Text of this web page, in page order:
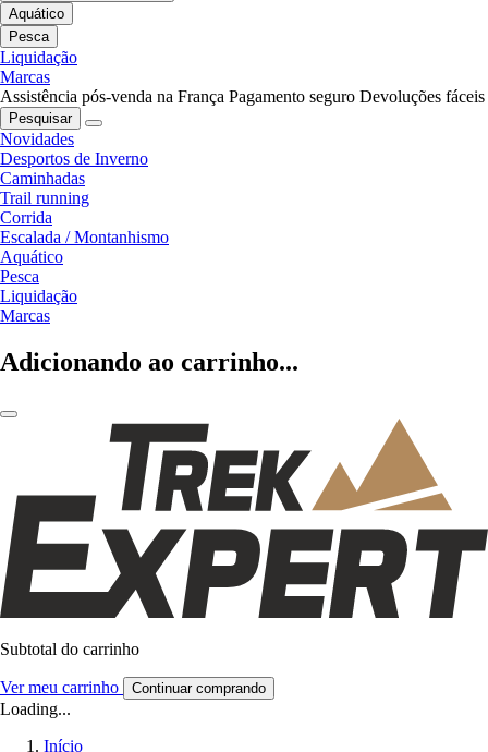
Aquático
Pesca
Liquidação
Marcas
Assistência pós-venda na França Pagamento seguro Devoluções fáceis
Pesquisar
Novidades
Desportos de Inverno
Caminhadas
Trail running
Corrida
Escalada / Montanhismo
Aquático
Pesca
Liquidação
Marcas
Adicionando ao carrinho...
Subtotal do carrinho
Ver meu carrinho Continuar comprando
Loading...
Início